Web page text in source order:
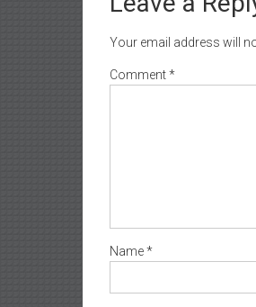
Your email address will
Comment*
Name*